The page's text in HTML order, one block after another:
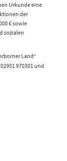
Urkunde eine
der
€ sowie
sozialen
Land“
02951 970301und